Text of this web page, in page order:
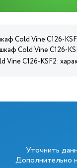
Cold Vine C126-
Cold Vine C126-
C126-KSF2:
Уточнить
Дополнительно